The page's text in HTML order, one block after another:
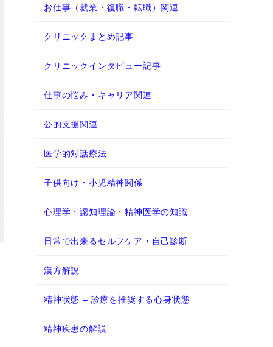
お仕事（就業・復職・転職）関連
クリニックまとめ記事
クリニックインタビュー記事
仕事の悩み・キャリア関連
公的支援関連
医学的対話療法
子供向け・小児精神関係
心理学・認知理論・精神医学の知識
日常で出来るセルフケア・自己診断
漢方解説
精神状態 – 診療を推奨する心身状態
精神疾患の解説